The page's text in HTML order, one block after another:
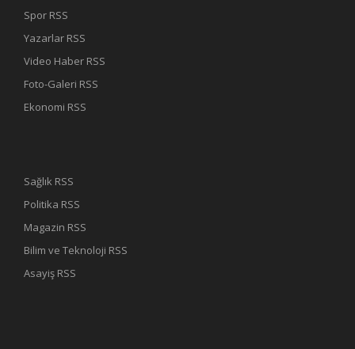
Spor RSS
Yazarlar RSS
Video Haber RSS
Foto-Galeri RSS
Ekonomi RSS
Sağlık RSS
Politika RSS
Magazin RSS
Bilim ve Teknoloji RSS
Asayiş RSS